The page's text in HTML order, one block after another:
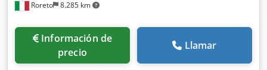
Roreto 8.285 km
Información de
precio
Llamar